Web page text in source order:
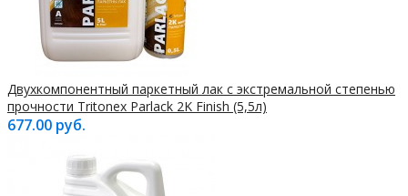
Двухкомпонентный паркетный лак с экстремальной степенью
прочности Tritonex Parlack 2K Finish (5,5л)
677.00 руб.